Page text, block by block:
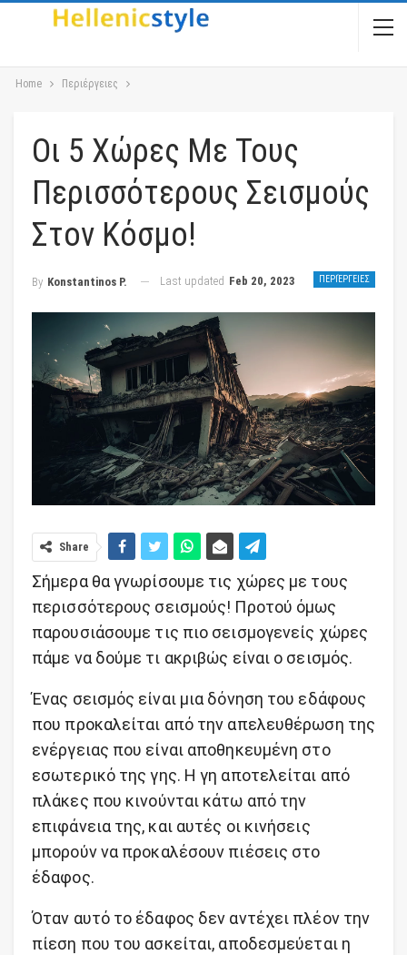
Home Περιέργειες
Οι 5 Χώρες Με Τους
Περισσότερους Σεισμούς
Στον Κόσμο!
ΠΕΡΙΈΡΓΕΙΕΣ
By Konstantinos P. Last updated Feb 20, 2023
Share
Σήμερα θα γνωρίσουμε τις χώρες με τους
περισσότερους σεισμούς! Προτού όμως
παρουσιάσουμε τις πιο σεισμογενείς χώρες
πάμε να δούμε τι ακριβώς είναι ο σεισμός.
Ένας σεισμός είναι μια δόνηση του εδάφους
που προκαλείται από την απελευθέρωση της
ενέργειας που είναι αποθηκευμένη στο
εσωτερικό της γης. Η γη αποτελείται από
πλάκες που κινούνται κάτω από την
επιφάνεια της, και αυτές οι κινήσεις
μπορούν να προκαλέσουν πιέσεις στο
έδαφος.
Όταν αυτό το έδαφος δεν αντέχει πλέον την
πίεση που του ασκείται, αποδεσμεύεται η